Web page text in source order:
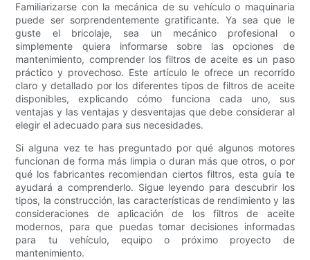
Familiarizarse con la mecánica de su vehículo o maquinaria
puede ser sorprendentemente gratificante. Ya sea que le
guste el bricolaje, sea un mecánico profesional o
simplemente quiera informarse sobre las opciones de
mantenimiento, comprender los filtros de aceite es un paso
práctico y provechoso. Este artículo le ofrece un recorrido
claro y detallado por los diferentes tipos de filtros de aceite
disponibles, explicando cómo funciona cada uno, sus
ventajas y las ventajas y desventajas que debe considerar al
elegir el adecuado para sus necesidades.
Si alguna vez te has preguntado por qué algunos motores
funcionan de forma más limpia o duran más que otros, o por
qué los fabricantes recomiendan ciertos filtros, esta guía te
ayudará a comprenderlo. Sigue leyendo para descubrir los
tipos, la construcción, las características de rendimiento y las
consideraciones de aplicación de los filtros de aceite
modernos, para que puedas tomar decisiones informadas
para tu vehículo, equipo o próximo proyecto de
mantenimiento.